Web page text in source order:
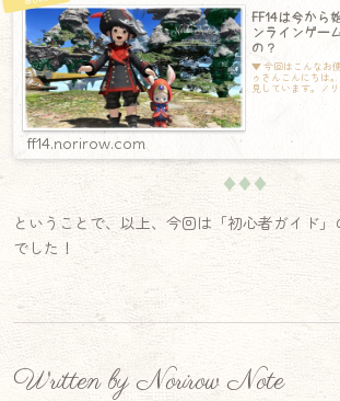
FF14は今から
ンラインゲー
の？
▼ 今回はこんなお
ゥさんこんにちは
見しています。ノ
ff14.norirow.com
♦♦♦
ということで、以上、今回は「初心者ガイド
でした！
Written by Norirow Note